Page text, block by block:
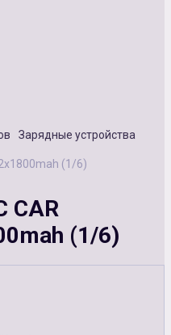
Зарядные устройства
(1/6)
CAR
(1/6)